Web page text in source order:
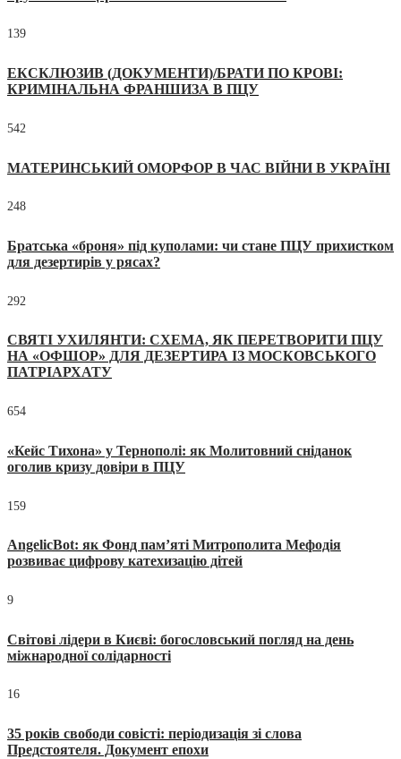
139
ЕКСКЛЮЗИВ (ДОКУМЕНТИ)/БРАТИ ПО КРОВІ:
КРИМІНАЛЬНА ФРАНШИЗА В ПЦУ
542
МАТЕРИНСЬКИЙ ОМОРФОР В ЧАС ВІЙНИ В УКРАЇНІ
248
Братська «броня» під куполами: чи стане ПЦУ прихистком
для дезертирів у рясах?
292
СВЯТІ УХИЛЯНТИ: СХЕМА, ЯК ПЕРЕТВОРИТИ ПЦУ
НА «ОФШОР» ДЛЯ ДЕЗЕРТИРА ІЗ МОСКОВСЬКОГО
ПАТРІАРХАТУ
654
«Кейс Тихона» у Тернополі: як Молитовний сніданок
оголив кризу довіри в ПЦУ
159
AngelicBot: як Фонд пам’яті Митрополита Мефодія
розвиває цифрову катехизацію дітей
9
Світові лідери в Києві: богословський погляд на день
міжнародної солідарності
16
35 років свободи совісті: періодизація зі слова
Предстоятеля. Документ епохи